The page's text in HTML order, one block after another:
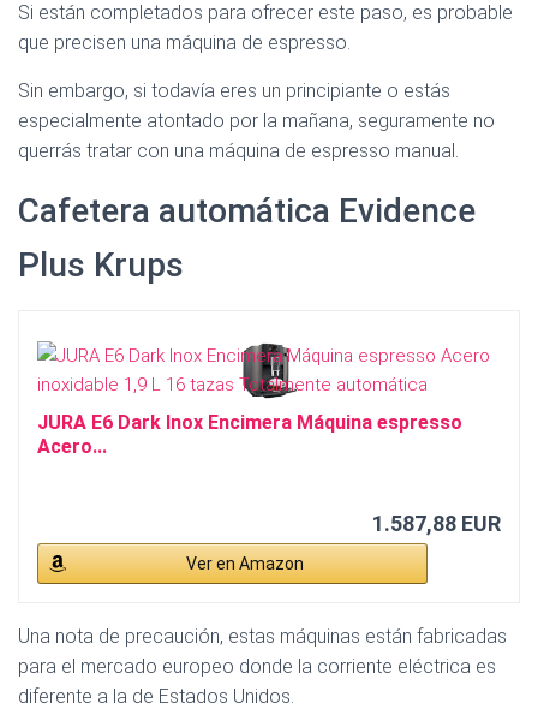
N
Si están completados para ofrecer este paso, es probable
que precisen una máquina de espresso.
Sin embargo, si todavía eres un principiante o estás
especialmente atontado por la mañana, seguramente no
querrás tratar con una máquina de espresso manual.
Cafetera automática Evidence
Plus Krups
JURA E6 Dark Inox Encimera Máquina espresso
Acero...
1.587,88 EUR
Ver en Amazon
Una nota de precaución, estas máquinas están fabricadas
para el mercado europeo donde la corriente eléctrica es
diferente a la de Estados Unidos.